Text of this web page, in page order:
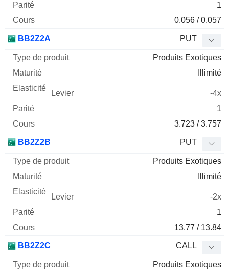
1
0.056 / 0.057
BB2Z2A PUT
Produits Exotiques
Illimité
-4x
1
3.723 / 3.757
BB2Z2B PUT
Produits Exotiques
Illimité
-2x
1
13.77 / 13.84
BB2Z2C CALL
Produits Exotiques